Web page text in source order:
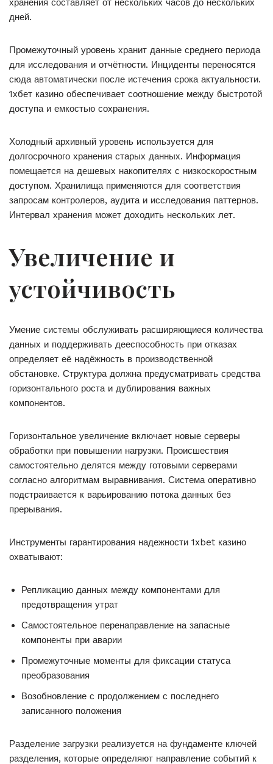
хранения составляет от нескольких часов до нескольких
дней.
Промежуточный уровень хранит данные среднего периода
для исследования и отчётности. Инциденты переносятся
сюда автоматически после истечения срока актуальности.
1хбет казино обеспечивает соотношение между быстротой
доступа и емкостью сохранения.
Холодный архивный уровень используется для
долгосрочного хранения старых данных. Информация
помещается на дешевых накопителях с низкоскоростным
доступом. Хранилища применяются для соответствия
запросам контролеров, аудита и исследования паттернов.
Интервал хранения может доходить нескольких лет.
Увеличение и
устойчивость
Умение системы обслуживать расширяющиеся количества
данных и поддерживать дееспособность при отказах
определяет её надёжность в производственной
обстановке. Структура должна предусматривать средства
горизонтального роста и дублирования важных
компонентов.
Горизонтальное увеличение включает новые серверы
обработки при повышении нагрузки. Происшествия
самостоятельно делятся между готовыми серверами
согласно алгоритмам выравнивания. Система оперативно
подстраивается к варьированию потока данных без
прерывания.
Инструменты гарантирования надежности 1xbet казино
охватывают:
Репликацию данных между компонентами для
предотвращения утрат
Самостоятельное перенаправление на запасные
компоненты при аварии
Промежуточные моменты для фиксации статуса
преобразования
Возобновление с продолжением с последнего
записанного положения
Разделение загрузки реализуется на фундаменте ключей
разделения, которые определяют направление событий к